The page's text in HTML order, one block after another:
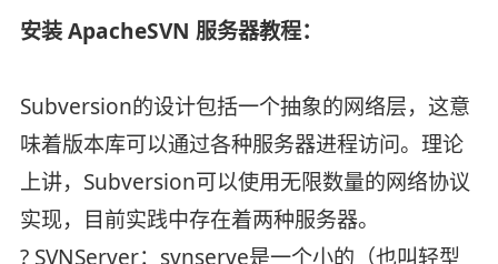
安装 ApacheSVN 服务器教程：
Subversion的设计包括一个抽象的网络层，这意
味着版本库可以通过各种服务器进程访问。理论
上讲，Subversion可以使用无限数量的网络协议
实现，目前实践中存在着两种服务器。
? SVNServer：svnserve是一个小的（也叫轻型